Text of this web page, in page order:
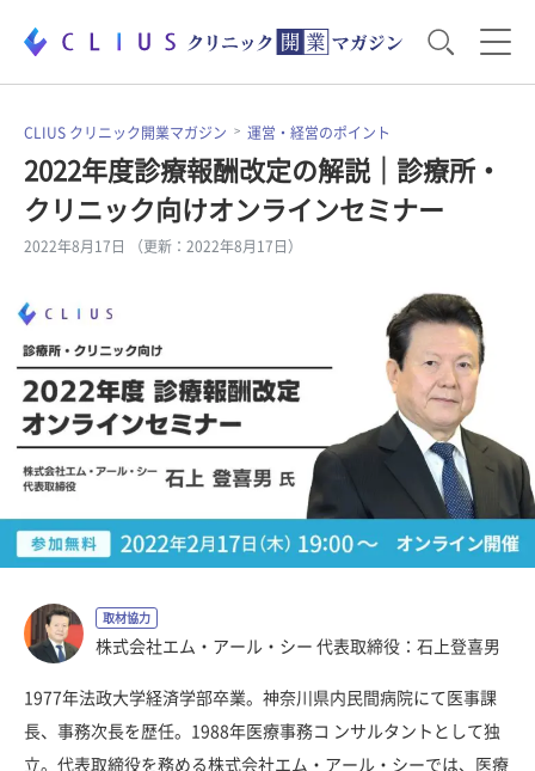
お役立ち資料 運営・経営のポイント
開業医のリアル 開業準備で大事なこと
医療機器・事務機器
集患のコツ セミナー
CLIUS クリニック開業マガジン 運営・経営のポイント
2022年度診療報酬改定の解説｜診療所・
クリニック向けオンラインセミナー
2022年8月17日 （更新：2022年8月17日）
取材協力
株式会社エム・アール・シー 代表取締役：石上登喜男
1977年法政大学経済学部卒業。神奈川県内民間病院にて医事課
長、事務次長を歴任。1988年医療事務コ ンサルタントとして独
立。代表取締役を務める株式会社エム・アール・シーでは、医療